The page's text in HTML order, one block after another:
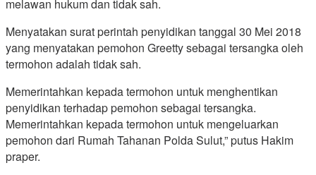
melawan hukum dan tidak sah.
Menyatakan surat perintah penyidikan tanggal 30 Mei 2018
yang menyatakan pemohon Greetty sebagai tersangka oleh
termohon adalah tidak sah.
Memerintahkan kepada termohon untuk menghentikan
penyidikan terhadap pemohon sebagai tersangka.
Memerintahkan kepada termohon untuk mengeluarkan
pemohon dari Rumah Tahanan Polda Sulut,” putus Hakim
praper.